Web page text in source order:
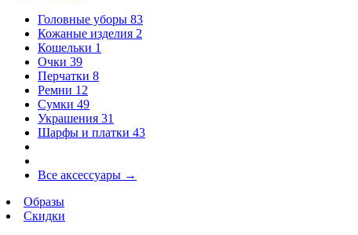
Головные уборы 83
Кожаные изделия 2
Кошельки 1
Очки 39
Перчатки 8
Ремни 12
Сумки 49
Украшения 31
Шарфы и платки 43
Все аксессуары →
Образы
Скидки